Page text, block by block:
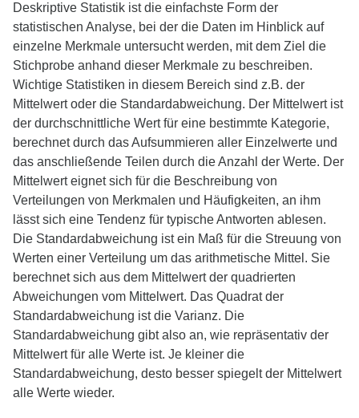
Deskriptive Statistik ist die einfachste Form der
statistischen Analyse, bei der die Daten im Hinblick auf
einzelne Merkmale untersucht werden, mit dem Ziel die
Stichprobe anhand dieser Merkmale zu beschreiben.
Wichtige Statistiken in diesem Bereich sind z.B. der
Mittelwert oder die Standardabweichung. Der Mittelwert ist
der durchschnittliche Wert für eine bestimmte Kategorie,
berechnet durch das Aufsummieren aller Einzelwerte und
das anschließende Teilen durch die Anzahl der Werte. Der
Mittelwert eignet sich für die Beschreibung von
Verteilungen von Merkmalen und Häufigkeiten, an ihm
lässt sich eine Tendenz für typische Antworten ablesen.
Die Standardabweichung ist ein Maß für die Streuung von
Werten einer Verteilung um das arithmetische Mittel. Sie
berechnet sich aus dem Mittelwert der quadrierten
Abweichungen vom Mittelwert. Das Quadrat der
Standardabweichung ist die Varianz. Die
Standardabweichung gibt also an, wie repräsentativ der
Mittelwert für alle Werte ist. Je kleiner die
Standardabweichung, desto besser spiegelt der Mittelwert
alle Werte wieder.